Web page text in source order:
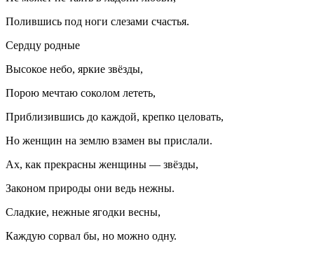
Полившись под ноги слезами счастья.
Сердцу родные
Высокое небо, яркие звёзды,
Порою мечтаю соколом лететь,
Приблизившись до каждой, крепко целовать,
Но женщин на землю взамен вы прислали.
Ах, как прекрасны женщины — звёзды,
Законом природы они ведь нежны.
Сладкие, нежные ягодки весны,
Каждую сорвал бы, но можно одну.